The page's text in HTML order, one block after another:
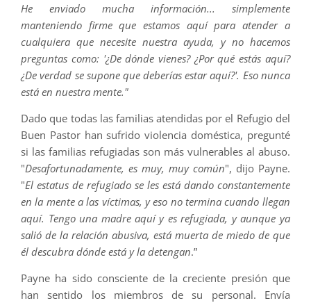
He enviado mucha información... simplemente
manteniendo firme que estamos aquí para atender a
cualquiera que necesite nuestra ayuda, y no hacemos
preguntas como: '¿De dónde vienes? ¿Por qué estás aquí?
¿De verdad se supone que deberías estar aquí?'. Eso nunca
está en nuestra mente."
Dado que todas las familias atendidas por el Refugio del
Buen Pastor han sufrido violencia doméstica, pregunté
si las familias refugiadas son más vulnerables al abuso.
"Desafortunadamente, es muy, muy común", dijo Payne.
"El estatus de refugiado se les está dando constantemente
en la mente a las víctimas, y eso no termina cuando llegan
aquí. Tengo una madre aquí y es refugiada, y aunque ya
salió de la relación abusiva, está muerta de miedo de que
él descubra dónde está y la detengan.”
Payne ha sido consciente de la creciente presión que
han sentido los miembros de su personal. Envía